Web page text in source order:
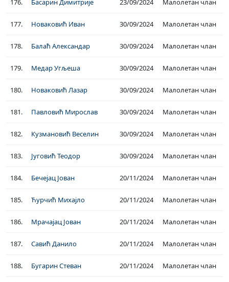
177. Новаковић Иван 30/09/2024 Малолетан члан
178. Балаћ Александар 30/09/2024 Малолетан члан
179. Медар Угљеша 30/09/2024 Малолетан члан
180. Новаковић Лазар 30/09/2024 Малолетан члан
181. Павловић Мирослав 30/09/2024 Малолетан члан
182. Кузмановић Веселин 30/09/2024 Малолетан члан
183. Југовић Теодор 30/09/2024 Малолетан члан
184. Бечејац Јован 20/11/2024 Малолетан члан
185. Ћурчић Михајло 20/11/2024 Малолетан члан
186. Мрачајац Јован 20/11/2024 Малолетан члан
187. Савић Данило 20/11/2024 Малолетан члан
188. Бугарин Стеван 20/11/2024 Малолетан члан